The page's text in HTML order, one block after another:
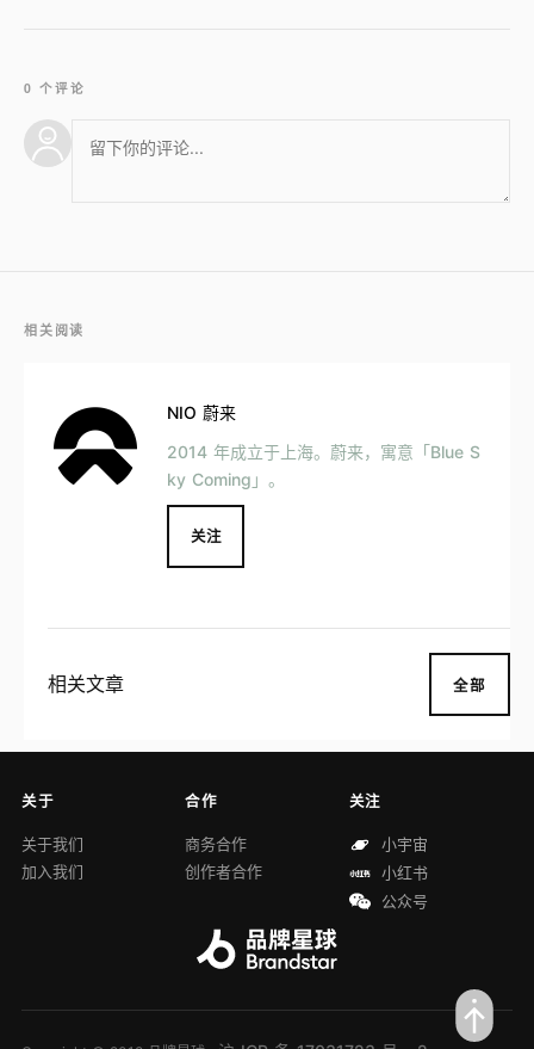
0 个评论
相关阅读
NIO 蔚来
2014 年成立于上海。蔚来，寓意「Blue S
ky Coming」。
关注
相关文章 全部
关于
关于我们
加入我们
合作
商务合作
创作者合作
关注
小宇宙
小红书
公众号